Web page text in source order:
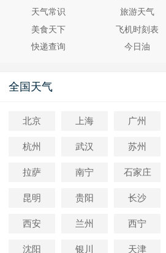
天气常识
旅游天气
美食天下
飞机时刻表
快递查询
今日油
全国天气
北京 上海 广州
杭州 武汉 苏州
拉萨 南宁 石家庄
昆明 贵阳 长沙
西安 兰州 西宁
沈阳 银川 天津